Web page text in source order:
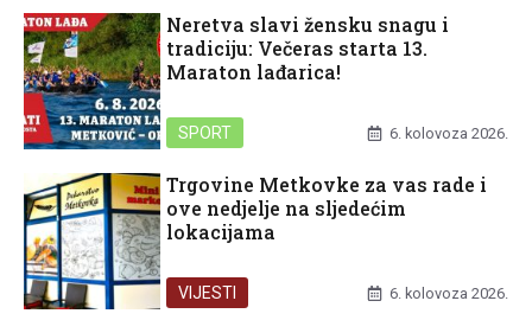
Neretva slavi žensku snagu i
tradiciju: Večeras starta 13.
Maraton lađarica!
SPORT 6. kolovoza 2026.
Trgovine Metkovke za vas rade i
ove nedjelje na sljedećim
lokacijama
VIJESTI 6. kolovoza 2026.